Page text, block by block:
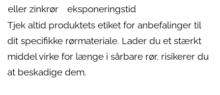
eller zinkrør
eksponeringstid
Tjek altid produktets etiket for anbefalinger til
dit specifikke rørmateriale. Lader du et stærkt
middel virke for længe i sårbare rør, risikerer du
at beskadige dem.